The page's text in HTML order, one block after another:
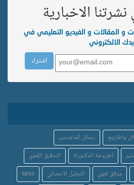
الاخبارية
و المقالات و الفيديو التعليمي في
الالكتروني
واطاريح
رسائل الماجستير
اطروحة الدكتوراة
التدقيق اللغوي
مدقق لغوي التحليل الاحصائي spss